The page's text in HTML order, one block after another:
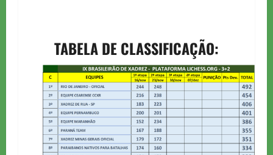
TABELA DE CLASSIFICAÇÃO: